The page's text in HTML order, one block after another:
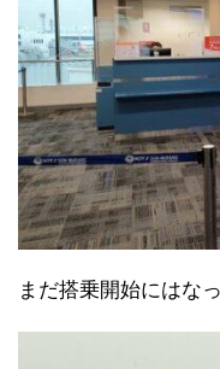
まだ搭乗開始にはな